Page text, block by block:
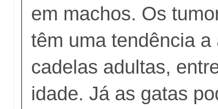
em machos. Os
têm uma tendência a
cadelas adultas,
idade. Já as gatas